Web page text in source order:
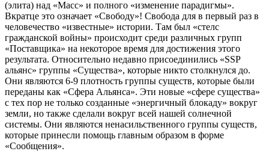
(элита) над «Масс» и полного «изменение парадигмы».
Вкратце это означает «Свободу»! Свобода для в первый раз в
человечество «известные» истории. Там был «стелс
гражданской войны» происходит среди различных групп
«Поставщика» на некоторое время для достижения этого
результата. Относительно недавно присоединились «SSP
альянс» группы «Существа», которые никто столкнулся до.
Они являются 6-9 плотность группы существ, которые были
переданы как «Сфера Альянса». Эти новые «сфере существа»
с тех пор не только созданные «энергичный блокаду» вокруг
земли, но также сделали вокруг всей нашей солнечной
системы. Они являются ненасильственного группы существ,
которые принесли помощь главным образом в форме
«Сообщения».